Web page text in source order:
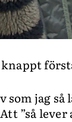
jag så
”så lever